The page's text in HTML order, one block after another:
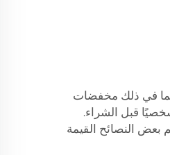
بما في ذلك مخفضات
قبل الشراء.
بعض النصائح القيمة